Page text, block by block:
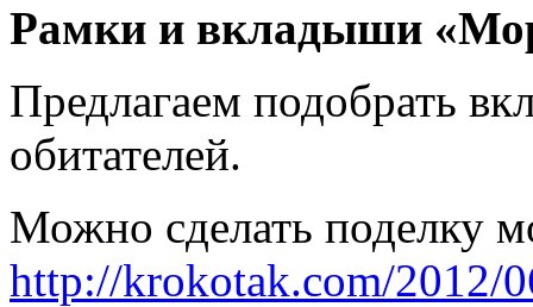
Рамки и вкладыши
Предлагаем подобрать
обитателей.
Можно сделать поделку
http://krokotak.com/2012/